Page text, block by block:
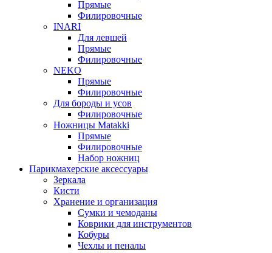
Прямые
Филировочные
INARI
Для левшей
Прямые
Филировочные
NEKO
Прямые
Филировочные
Для бороды и усов
Филировочные
Ножницы Matakki
Прямые
Филировочные
Набор ножниц
Парикмахерские аксессуары
Зеркала
Кисти
Хранение и организация
Сумки и чемоданы
Коврики для инструментов
Кобуры
Чехлы и пеналы